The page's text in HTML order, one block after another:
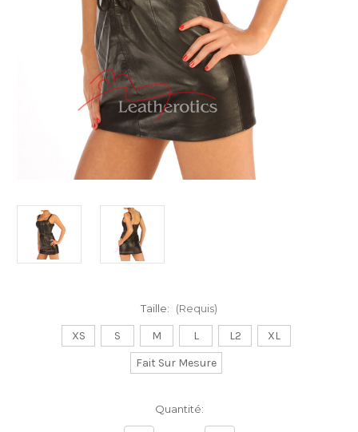
Taille: (Requis)
XS S M L L2
XL
Fait Sur Mesure
Quantité: